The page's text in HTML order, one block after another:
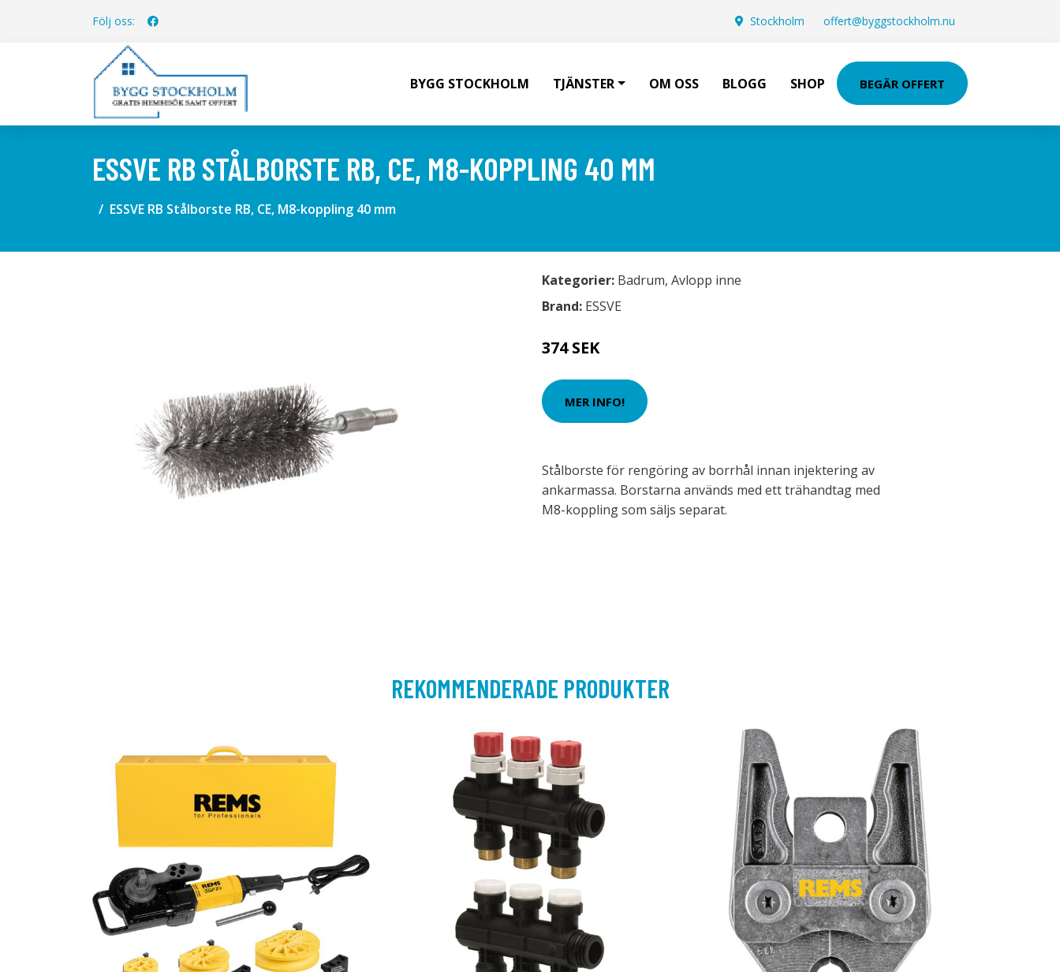
Följ oss: Stockholm offert@byggstockholm.nu
BYGG STOCKHOLM TJÄNSTER OM OSS BLOGG SHOP BEGÄR OFFERT
ESSVE RB STÅLBORSTE RB, CE, M8-KOPPLING 40 MM
ESSVE RB Stålborste RB, CE, M8-koppling 40 mm
Kategorier: Badrum, Avlopp inne
Brand: ESSVE
374 SEK
MER INFO!
Stålborste för rengöring av borrhål innan injektering av
ankarmassa. Borstarna används med ett trähandtag med
M8-koppling som säljs separat.
REKOMMENDERADE PRODUKTER